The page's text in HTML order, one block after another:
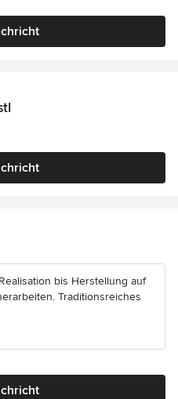
bis Herstellung auf
Traditionsreiches